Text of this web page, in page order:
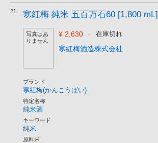
21. 寒紅梅 純米 五百万石60 [1,800 mL]
写真はあ
りません
¥ 2,630 - 在庫切れ
寒紅梅酒造株式会社
ブランド
寒紅梅(かんこうばい)
特定名称
純米酒
キーワード
純米
原料米